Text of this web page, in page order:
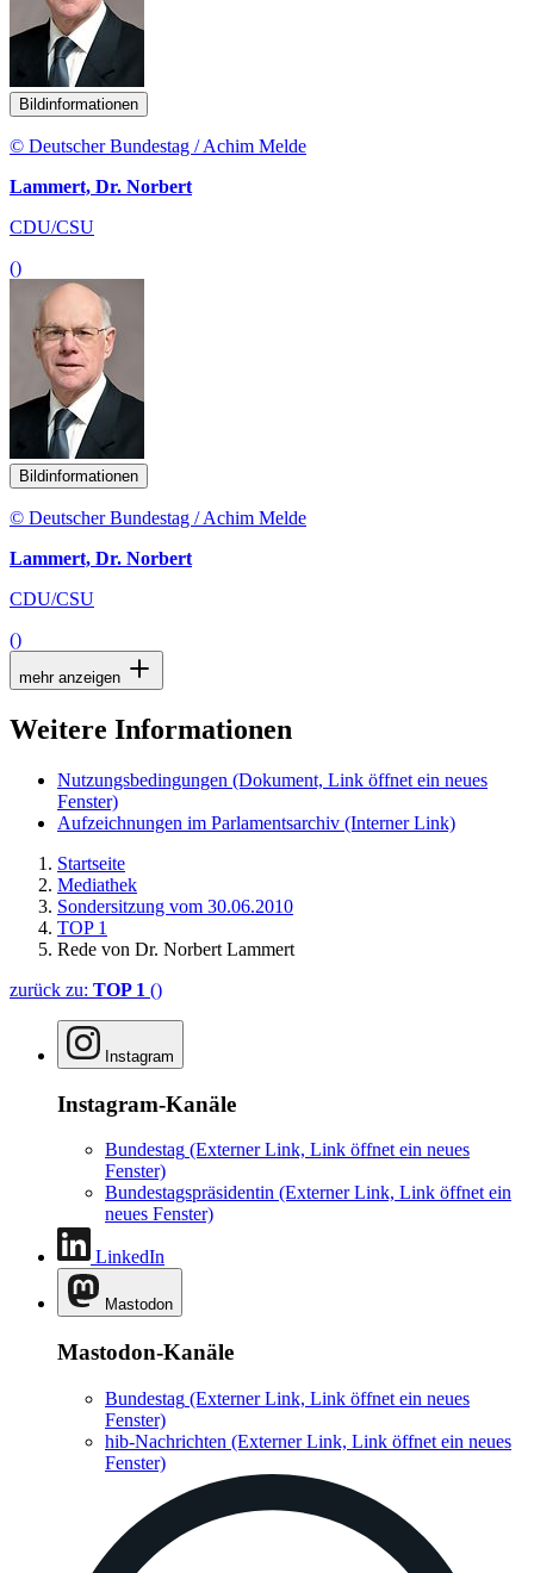
Bildinformationen
© Deutscher Bundestag / Achim Melde
Lammert, Dr. Norbert
CDU/CSU
()
Bildinformationen
© Deutscher Bundestag / Achim Melde
Lammert, Dr. Norbert
CDU/CSU
()
mehr anzeigen
Weitere Informationen
Nutzungsbedingungen (Dokument, Link öffnet ein neues
Fenster)
Aufzeichnungen im Parlamentsarchiv (Interner Link)
Startseite
Mediathek
Sondersitzung vom 30.06.2010
TOP 1
Rede von Dr. Norbert Lammert
zurück zu: TOP 1 ()
Instagram
Instagram-Kanäle
Bundestag (Externer Link, Link öffnet ein neues
Fenster)
Bundestagspräsidentin (Externer Link, Link öffnet ein
neues Fenster)
LinkedIn
Mastodon
Mastodon-Kanäle
Bundestag (Externer Link, Link öffnet ein neues
Fenster)
hib-Nachrichten (Externer Link, Link öffnet ein neues
Fenster)